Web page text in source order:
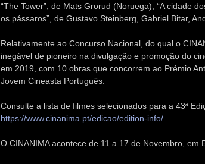
“The Tower”, de Mats Grorud (Noruega); “A cidade
os pássaros”, de Gustavo Steinberg, Gabriel Bitar,
Relativamente ao Concurso Nacional, do qual o
inegável de pioneiro na divulgação e promoção do
em 2019, com 10 obras que concorrem ao Prémio
Jovem Cineasta Português.
Consulte a lista de filmes selecionados para a 43ª
https://www.cinanima.pt/edicao/edition-info/
O CINANIMA acontece de 11 a 17 de Novembro, em